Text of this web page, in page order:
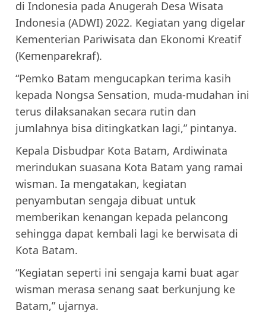
di Indonesia pada Anugerah Desa Wisata
Indonesia (ADWI) 2022. Kegiatan yang digelar
Kementerian Pariwisata dan Ekonomi Kreatif
(Kemenparekraf).
“Pemko Batam mengucapkan terima kasih
kepada Nongsa Sensation, muda-mudahan ini
terus dilaksanakan secara rutin dan
jumlahnya bisa ditingkatkan lagi,” pintanya.
Kepala Disbudpar Kota Batam, Ardiwinata
merindukan suasana Kota Batam yang ramai
wisman. Ia mengatakan, kegiatan
penyambutan sengaja dibuat untuk
memberikan kenangan kepada pelancong
sehingga dapat kembali lagi ke berwisata di
Kota Batam.
“Kegiatan seperti ini sengaja kami buat agar
wisman merasa senang saat berkunjung ke
Batam,” ujarnya.